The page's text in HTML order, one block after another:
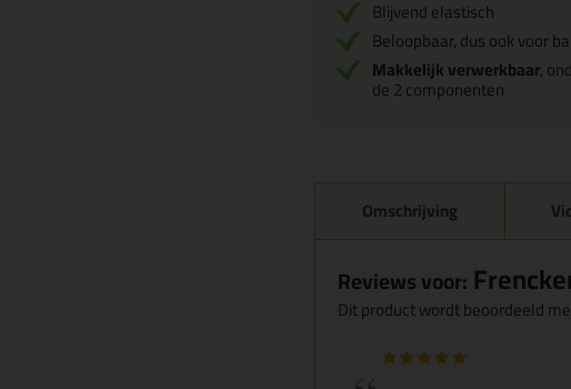
Blijvend elastisch
Beloopbaar, dus ook voor
Makkelijk verwerkbaar,
de 2 componenten
Omschrijving
Reviews voor:
Dit product wordt beoordeeld